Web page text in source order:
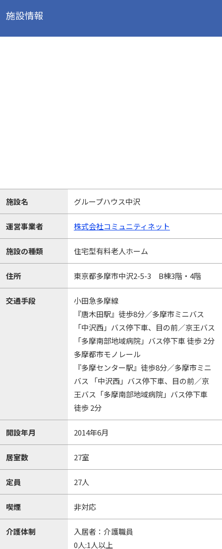
施設情報
施設名 グループハウス中沢
運営事業者 株式会社コミュニティネット
施設の種類 住宅型有料老人ホーム
住所 東京都多摩市中沢2-5-3 B棟3階・4階
交通手段
小田急多摩線
『唐木田駅』徒歩8分／多摩市ミニバス
「中沢西」バス停下車、目の前／京王バス
「多摩南部地域病院」バス停下車 徒歩 2分
多摩都市モノレール
『多摩センター駅』徒歩8分／多摩市ミニ
バス 「中沢西」バス停下車、目の前／京
王バス「多摩南部地域病院」バス停下車
徒歩 2分
開設年月 2014年6月
居室数 27室
定員 27人
喫煙 非対応
介護体制
入居者：介護職員
0人:1人以上